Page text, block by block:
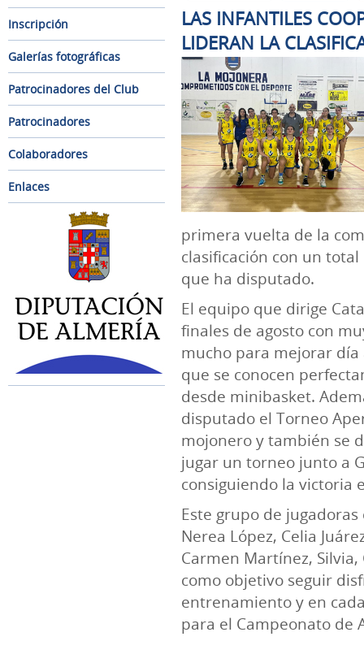
Inscripción
Galerías fotográficas
Patrocinadores del Club
Patrocinadores
Colaboradores
Enlaces
LAS INFANTILES
LIDERAN LA
primera vuelta de la
clasificación con un
que ha disputado.
El equipo que dirige
finales de agosto con
mucho para mejorar
que se conocen
desde minibasket.
disputado el Torneo
mojonero y también se
jugar un torneo junto a
consiguiendo la victoria
Este grupo de
Nerea López, Celia
Carmen Martínez,
como objetivo seguir
entrenamiento y en
para el Campeonato de